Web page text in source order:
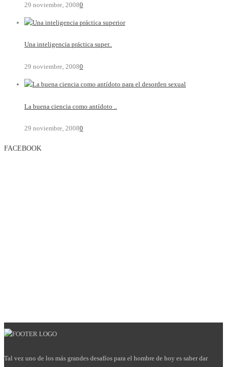
29 noviembre, 20080
Una inteligencia práctica super..
29 noviembre, 20080
La buena ciencia como antídoto ..
29 noviembre, 20080
FACEBOOK
Tal vez uno de los más grandes desafíos para el hombre de hoy es saber dar